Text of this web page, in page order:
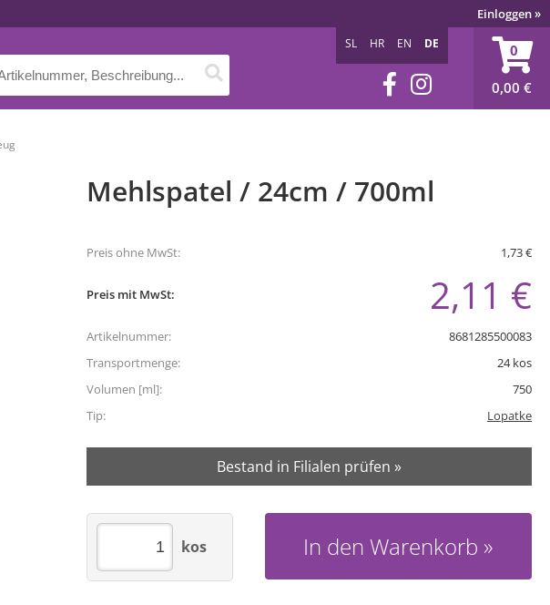
Einloggen»
0
0,00 €
SL HR EN DE
Mehlspatel / 24cm / 700ml
Preis ohne MwSt: 1,73 €
Preis mit MwSt: 2,11 €
Artikelnummer:
8681285500083
Transportmenge:
24kos
Volumen [ml]:
750
Tip:
Lopatke
Bestand in Filialen prüfen »
In den Warenkorb
kos